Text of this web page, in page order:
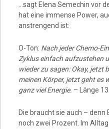
…sagt Elena Semechin vor
hat eine immense Power,
anstrengend ist:
O-Ton: Nach jeder Chemo-
Zyklus einfach aufzustehen
wieder zu sagen: Okay, jetzt
meinen Körper, jetzt geht es
ganz viel Energie. – Länge 13
Die braucht sie auch –
noch zwei Prozent. Im